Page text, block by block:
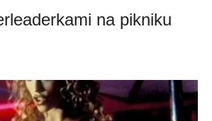
na pikniku